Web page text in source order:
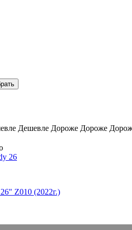
Дешевле Дороже Дороже
Z010 (2022г.)